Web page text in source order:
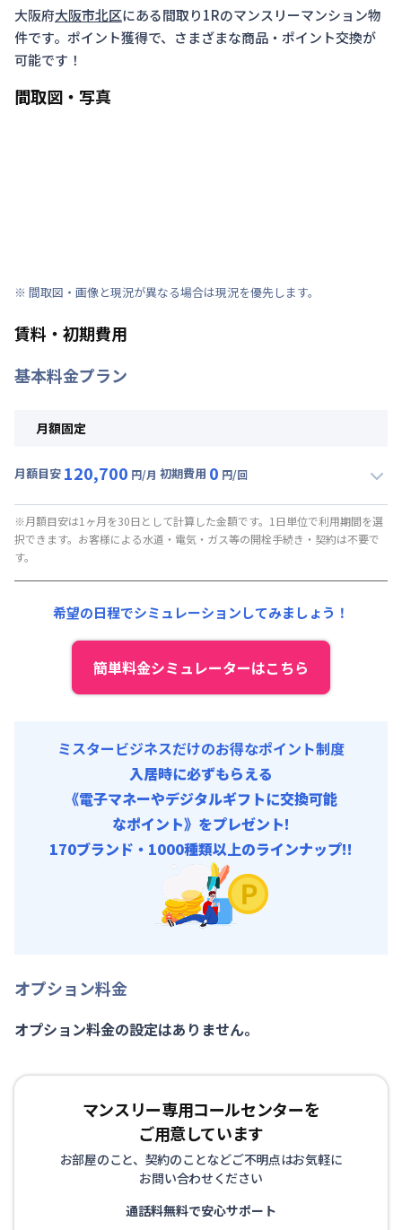
大阪府大阪市北区にある間取り1Rのマンスリーマンション物
件です。ポイント獲得で、さまざまな商品・ポイント交換が
可能です！
間取図・写真
※ 間取図・画像と現況が異なる場合は現況を優先します。
賃料・初期費用
基本料金プラン
月額固定
月額目安 120,700 円/月 初期費用 0 円/回
月額賃料目安(30日利用)
賃料 : 120,700円/月
光熱費他 :
※月額目安は1ヶ月を30日として計算した金額です。1日単位で利用期間を選
択できます。お客様による水道・電気・ガス等の開栓手続き・契約は不要で
す。
希望の日程でシミュレーションしてみましょう！
簡単料金シミュレーターはこちら
ミスタービジネスだけのお得なポイント制度
入居時に必ずもらえる
《電子マネーやデジタルギフトに交換可能
なポイント》をプレゼント!
170ブランド・1000種類以上のラインナップ!!
オプション料金
オプション料金の設定はありません。
マンスリー専用コールセンターを
ご用意しています
お部屋のこと、契約のことなどご不明点はお気軽に
お問い合わせください
通話料無料で安心サポート